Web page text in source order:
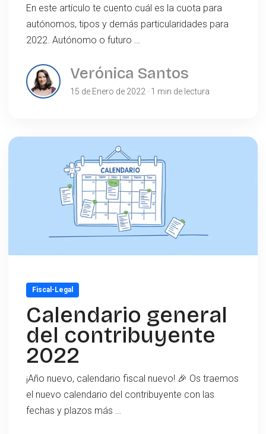
En este artículo te cuento cuál es la cuota para
autónomos, tipos y demás particularidades para
2022. Autónomo o futuro …
Verónica Santos
15 de Enero de 2022 · 1 min de lectura
Fiscal-Legal
Calendario general
del contribuyente
2022
¡Año nuevo, calendario fiscal nuevo! 🎉 Os traemos
el nuevo calendario del contribuyente con las
fechas y plazos más …